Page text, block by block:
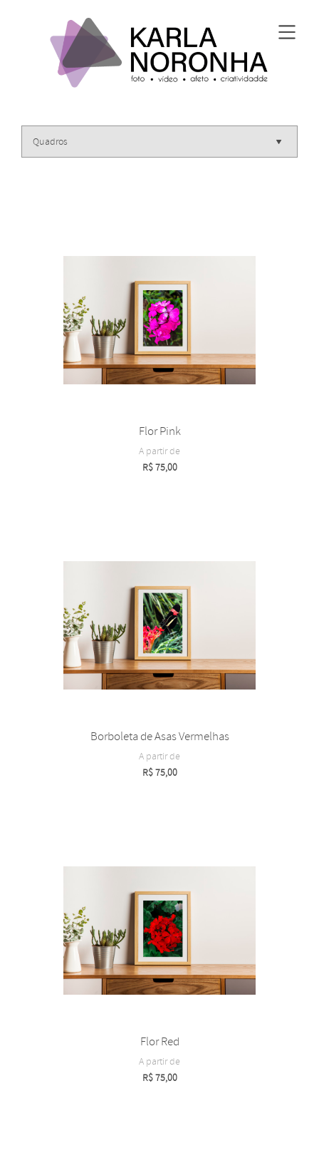
Flor Pink
A partir de
R$75,00
Borboleta de Asas Vermelhas
A partir de
R$75,00
Flor Red
A partir de
R$75,00